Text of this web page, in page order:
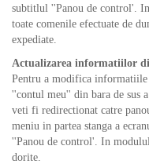
subtitlul ''Panou de control'.
toate comenile efectuate de
expediate.
Actualizarea informatiilor
Pentru a modifica
''contul meu'' din bara de sus
veti fi redirectionat catre
meniu in partea stanga a
''Panou de control'. In
dorite.